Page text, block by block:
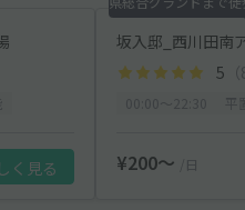
く見る
坂入邸_西川田南
5
¥200〜 /日